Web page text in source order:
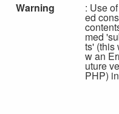
Warning : Use
ed
med
ts' (this
w an
uture
PHP) in